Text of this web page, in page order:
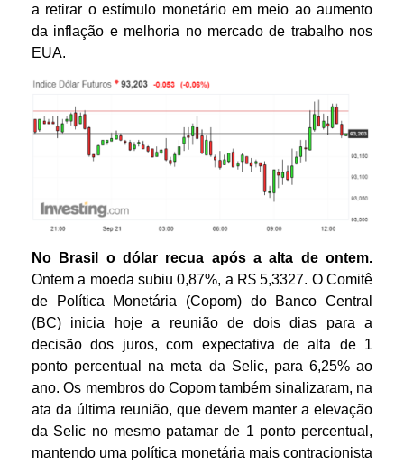
a retirar o estímulo monetário em meio ao aumento
da inflação e melhoria no mercado de trabalho nos
EUA.
No Brasil o dólar recua após a alta de ontem.
Ontem a moeda subiu 0,87%, a R$ 5,3327. O Comitê
de Política Monetária (Copom) do Banco Central
(BC) inicia hoje a reunião de dois dias para a
decisão dos juros, com expectativa de alta de 1
ponto percentual na meta da Selic, para 6,25% ao
ano. Os membros do Copom também sinalizaram, na
ata da última reunião, que devem manter a elevação
da Selic no mesmo patamar de 1 ponto percentual,
mantendo uma política monetária mais contracionista